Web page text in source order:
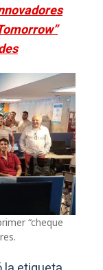
“cheque